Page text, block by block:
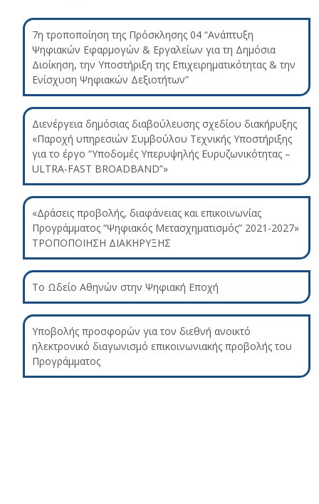
7η τροποποίηση της Πρόσκλησης 04 “Ανάπτυξη
Ψηφιακών Εφαρμογών & Εργαλείων για τη Δημόσια
Διοίκηση, την Υποστήριξη της Επιχειρηματικότητας & την
Ενίσχυση Ψηφιακών Δεξιοτήτων”
Διενέργεια δημόσιας διαβούλευσης σχεδίου διακήρυξης
«Παροχή υπηρεσιών Συμβούλου Τεχνικής Υποστήριξης
για το έργο “Υποδομές Υπερυψηλής Ευρυζωνικότητας –
ULTRA-FAST BROADBAND”»
«Δράσεις προβολής, διαφάνειας και επικοινωνίας
Προγράμματος “Ψηφιακός Μετασχηματισμός” 2021-2027»
ΤΡΟΠΟΠΟΙΗΣΗ ΔΙΑΚΗΡΥΞΗΣ
Το Ωδείο Αθηνών στην Ψηφιακή Εποχή
Υποβολής προσφορών για τον διεθνή ανοικτό
ηλεκτρονικό διαγωνισμό επικοινωνιακής προβολής του
Προγράμματος